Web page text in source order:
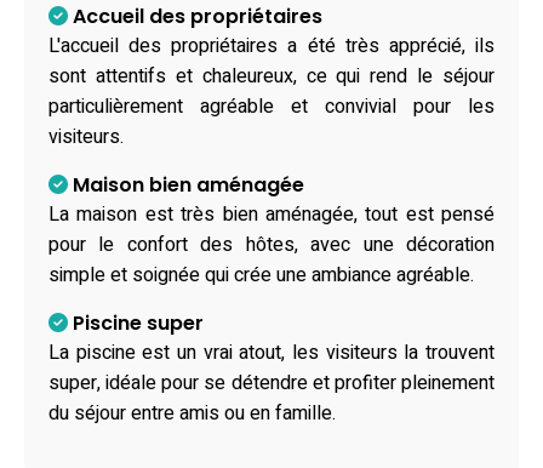
Accueil des propriétaires
L'accueil des propriétaires a été très apprécié, ils
sont attentifs et chaleureux, ce qui rend le séjour
particulièrement agréable et convivial pour les
visiteurs.
Maison bien aménagée
La maison est très bien aménagée, tout est pensé
pour le confort des hôtes, avec une décoration
simple et soignée qui crée une ambiance agréable.
Piscine super
La piscine est un vrai atout, les visiteurs la trouvent
super, idéale pour se détendre et profiter pleinement
du séjour entre amis ou en famille.